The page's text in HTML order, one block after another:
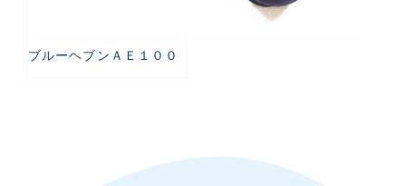
ブルーヘブンＡＥ１００